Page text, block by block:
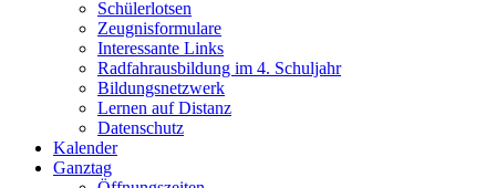
Schülerlotsen
Zeugnisformulare
Interessante Links
Radfahrausbildung im 4. Schuljahr
Bildungsnetzwerk
Lernen auf Distanz
Datenschutz
Kalender
Ganztag